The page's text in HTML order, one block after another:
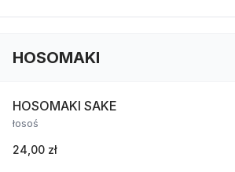
HOSOMAKI
HOSOMAKI SAKE
łosoś
24,00 zł